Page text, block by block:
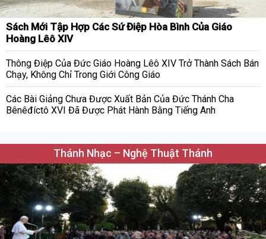
Sách Mới Tập Hợp Các Sứ Điệp Hòa Bình Của Giáo
Hoàng Lêô XIV
Thông Điệp Của Đức Giáo Hoàng Lêô XIV Trở Thành Sách Bán
Chạy, Không Chỉ Trong Giới Công Giáo
Các Bài Giảng Chưa Được Xuất Bản Của Đức Thánh Cha
Bênêđíctô XVI Đã Được Phát Hành Bằng Tiếng Anh
Thánh Nhạc – Nghệ Thuật Thánh